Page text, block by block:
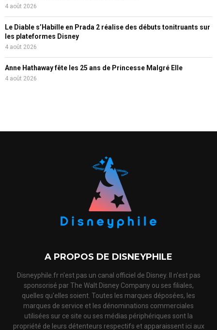
4 août 2026
Le Diable s’Habille en Prada 2 réalise des débuts tonitruants sur
les plateformes Disney
4 août 2026
Anne Hathaway fête les 25 ans de Princesse Malgré Elle
4 août 2026
A PROPOS DE DISNEYPHILE
Disneyphile.fr n'est pas un canal officiel de Disney. Il n'est pas
sponsorisé par The Walt Disney Company ou ses filiales,
quelles qu'elles soient. Toutes les marques déposées, les
marques de service et les dénominations commerciales
utilisées sur ce site ou ses médias périphériques sont la
propriété de leurs détenteurs respectifs et apparaissent ici aux